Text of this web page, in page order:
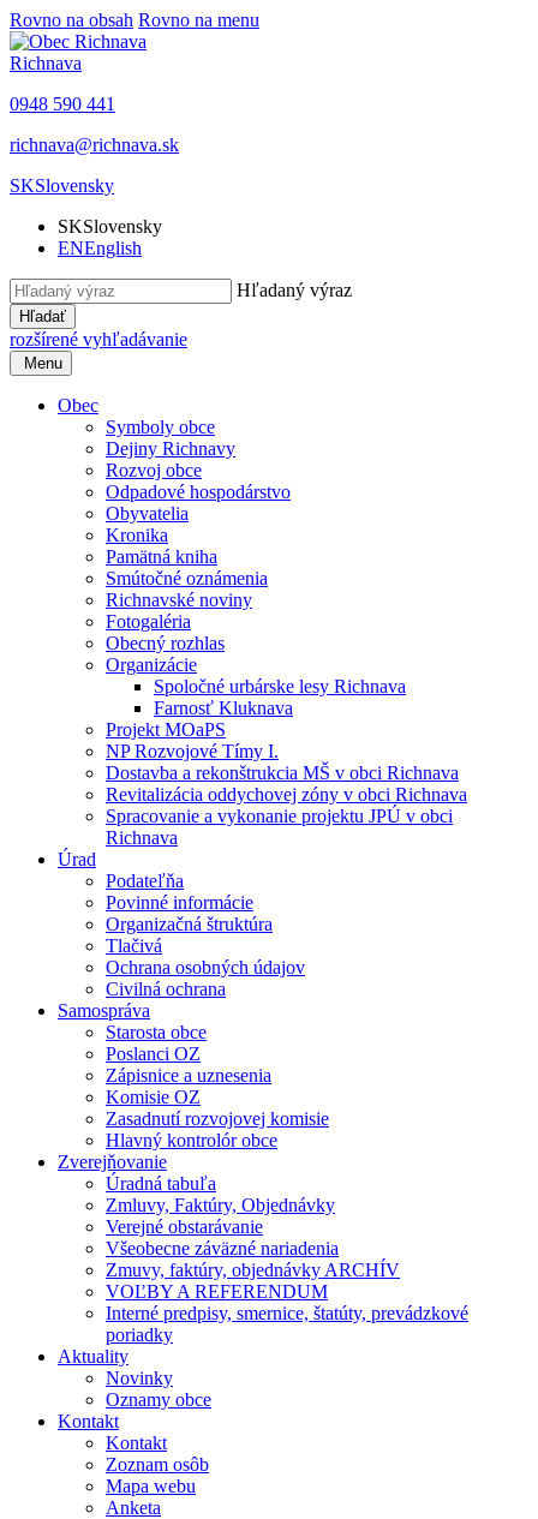
Rovno na obsah Rovno na menu
Richnava
0948 590 441
richnava@richnava.sk
SKSlovensky
SKSlovensky
ENEnglish
Hľadaný výraz
Hľadať
rozšírené vyhľadávanie
Menu
Obec
Symboly obce
Dejiny Richnavy
Rozvoj obce
Odpadové hospodárstvo
Obyvatelia
Kronika
Pamätná kniha
Smútočné oznámenia
Richnavské noviny
Fotogaléria
Obecný rozhlas
Organizácie
Spoločné urbárske lesy Richnava
Farnosť Kluknava
Projekt MOaPS
NP Rozvojové Tímy I.
Dostavba a rekonštrukcia MŠ v obci Richnava
Revitalizácia oddychovej zóny v obci Richnava
Spracovanie a vykonanie projektu JPÚ v obci
Richnava
Úrad
Podateľňa
Povinné informácie
Organizačná štruktúra
Tlačivá
Ochrana osobných údajov
Civilná ochrana
Samospráva
Starosta obce
Poslanci OZ
Zápisnice a uznesenia
Komisie OZ
Zasadnutí rozvojovej komisie
Hlavný kontrolór obce
Zverejňovanie
Úradná tabuľa
Zmluvy, Faktúry, Objednávky
Verejné obstarávanie
Všeobecne záväzné nariadenia
Zmuvy, faktúry, objednávky ARCHÍV
VOĽBY A REFERENDUM
Interné predpisy, smernice, štatúty, prevádzkové
poriadky
Aktuality
Novinky
Oznamy obce
Kontakt
Kontakt
Zoznam osôb
Mapa webu
Anketa